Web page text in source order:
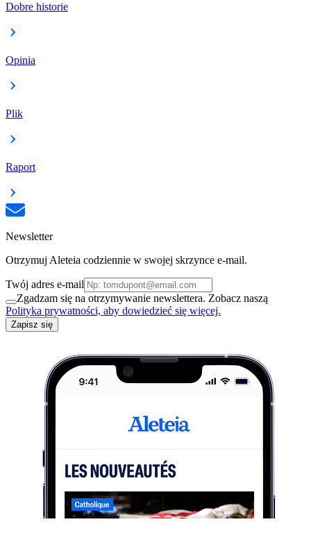
Dobre historie
Opinia
Plik
Raport
Newsletter
Otrzymuj Aleteia codziennie w swojej skrzynce e-mail.
Twój adres e-mail
Zgadzam się na otrzymywanie newslettera. Zobacz naszą
Polityka prywatności, aby dowiedzieć się więcej.
Zapisz się